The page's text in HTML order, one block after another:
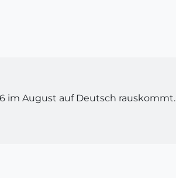
im August auf Deutsch rauskommt.